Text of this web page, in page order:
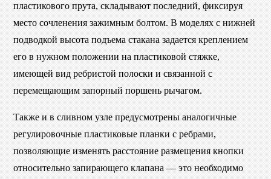
пластикового прута, складывают последний, фиксируя
место сочленения зажимным болтом. В моделях с нижней
подводкой высота подъема стакана задается креплением
его в нужном положении на пластиковой стяжке,
имеющей вид ребристой полоски и связанной с
перемещающим запорный поршень рычагом.
Также и в сливном узле предусмотрены аналогичные
регулировочные пластиковые планки с ребрами,
позволяющие изменять расстояние размещения кнопки
относительно запирающего клапана — это необходимо